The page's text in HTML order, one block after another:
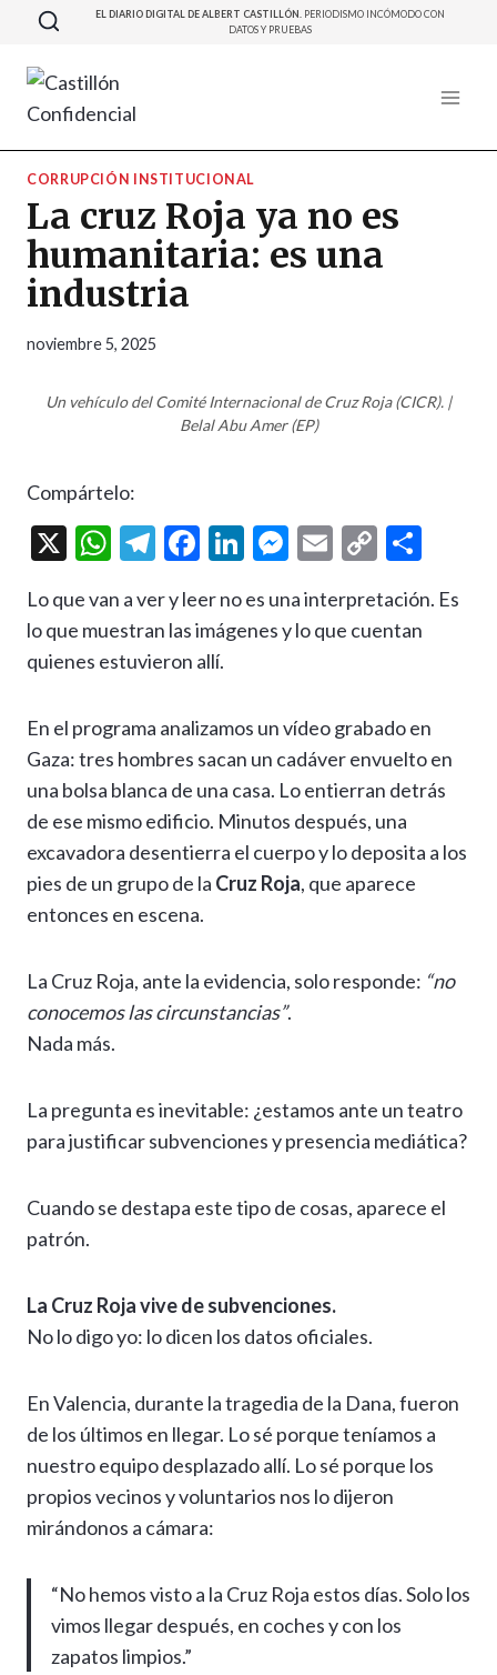
Saltar
contenido
EL DIARIO DIGITAL DE ALBERT CASTILLÓN. PERIODISMO INCÓMODO CON
DATOS Y PRUEBAS
CORRUPCIÓN INSTITUCIONAL
La cruz Roja ya no es
humanitaria: es una
industria
noviembre 5, 2025
Un vehículo del Comité Internacional de Cruz Roja (CICR). |
Belal Abu Amer (EP)
Compártelo:
X
W
at
s
p
p
T
e
gr
m
F
e
b
o
k
Li
ke
dI
M
se
n
er
E
ai
l
C
p
y
n
k
m
ti
r
Lo que van a ver y leer no es una interpretación. Es
lo que muestran las imágenes y lo que cuentan
quienes estuvieron allí.
En el programa analizamos un vídeo grabado en
Gaza: tres hombres sacan un cadáver envuelto en
una bolsa blanca de una casa. Lo entierran detrás
de ese mismo edificio. Minutos después, una
excavadora desentierra el cuerpo y lo deposita a los
pies de un grupo de la Cruz Roja, que aparece
entonces en escena.
La Cruz Roja, ante la evidencia, solo responde: “no
conocemos las circunstancias”.
Nada más.
La pregunta es inevitable: ¿estamos ante un teatro
para justificar subvenciones y presencia mediática?
Cuando se destapa este tipo de cosas, aparece el
patrón.
La Cruz Roja vive de subvenciones.
No lo digo yo: lo dicen los datos oficiales.
En Valencia, durante la tragedia de la Dana, fueron
de los últimos en llegar. Lo sé porque teníamos a
nuestro equipo desplazado allí. Lo sé porque los
propios vecinos y voluntarios nos lo dijeron
mirándonos a cámara:
“No hemos visto a la Cruz Roja estos días. Solo los
vimos llegar después, en coches y con los
zapatos limpios.”